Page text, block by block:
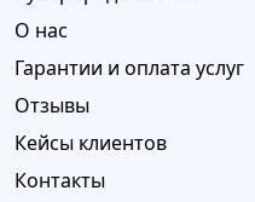
О нас
Гарантии и оплата услуг
Отзывы
Кейсы клиентов
Контакты